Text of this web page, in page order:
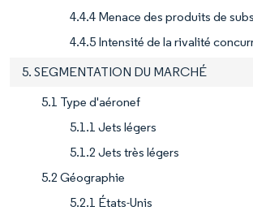
4.4.4 Menace des produits de
4.4.5 Intensité de la rivalité
5. SEGMENTATION DU MARCHÉ
5.1 Type d'aéronef
5.1.1 Jets légers
5.1.2 Jets très légers
5.2 Géographie
5.2.1 États-Unis